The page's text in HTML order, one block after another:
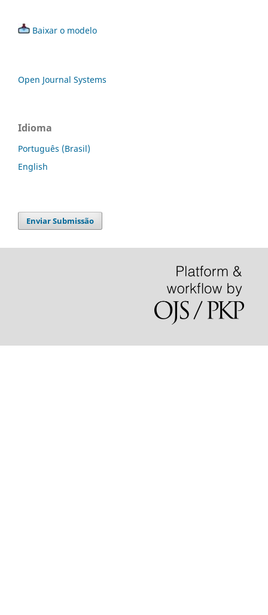
Baixar o modelo
Open Journal Systems
Idioma
Português (Brasil)
English
Enviar Submissão